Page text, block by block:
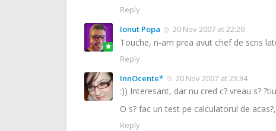
Reply
Ionut Popa
20 Nov 2007 at 22:20
Touche, n-am prea avut chef de scris
Reply
InnOcente*
20 Nov 2007 at 23:34
:)) Interesant, dar nu cred c? vreau s?
O s? fac un test pe calculatorul de
Reply